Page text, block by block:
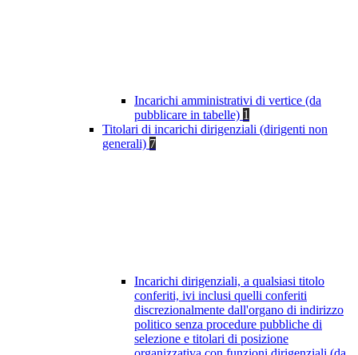
Incarichi amministrativi di vertice (da
pubblicare in tabelle) 1
Titolari di incarichi dirigenziali (dirigenti non
generali) 7
Incarichi dirigenziali, a qualsiasi titolo
conferiti, ivi inclusi quelli conferiti
discrezionalmente dall'organo di indirizzo
politico senza procedure pubbliche di
selezione e titolari di posizione